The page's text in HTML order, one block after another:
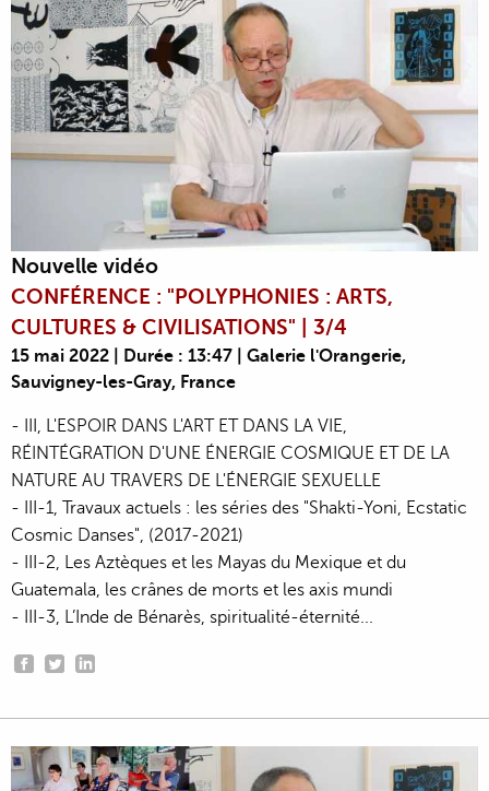
Nouvelle vidéo
CONFÉRENCE : "POLYPHONIES : ARTS,
CULTURES & CIVILISATIONS" | 3/4
15 mai 2022 | Durée : 13:47 | Galerie l'Orangerie,
Sauvigney-les-Gray, France
- III, L'ESPOIR DANS L'ART ET DANS LA VIE,
RÉINTÉGRATION D'UNE ÉNERGIE COSMIQUE ET DE LA
NATURE AU TRAVERS DE L'ÉNERGIE SEXUELLE
- III-1, Travaux actuels : les séries des "Shakti-Yoni, Ecstatic
Cosmic Danses", (2017-2021)
- III-2, Les Aztèques et les Mayas du Mexique et du
Guatemala, les crânes de morts et les axis mundi
- III-3, L’Inde de Bénarès, spiritualité-éternité...